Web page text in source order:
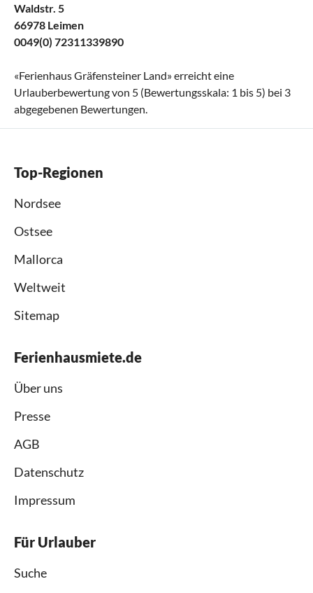
Waldstr. 5
66978 Leimen
0049(0) 72311339890
«Ferienhaus Gräfensteiner Land» erreicht eine
Urlauberbewertung von 5 (Bewertungsskala: 1 bis 5) bei 3
abgegebenen Bewertungen.
Top-Regionen
Nordsee
Ostsee
Mallorca
Weltweit
Sitemap
Ferienhausmiete.de
Über uns
Presse
AGB
Datenschutz
Impressum
Für Urlauber
Suche